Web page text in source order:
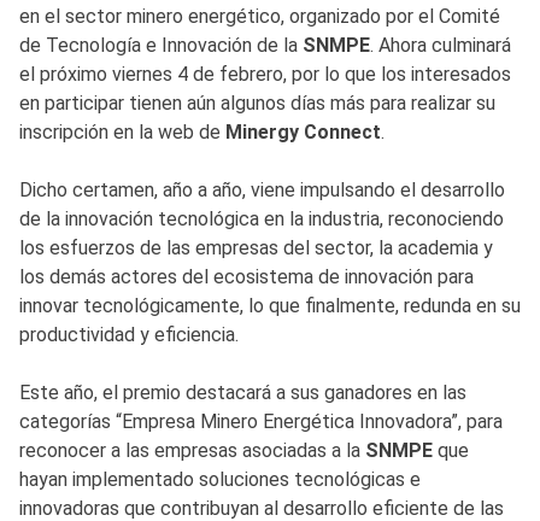
en el sector minero energético, organizado por el Comité
de Tecnología e Innovación de la SNMPE. Ahora culminará
el próximo viernes 4 de febrero, por lo que los interesados
en participar tienen aún algunos días más para realizar su
inscripción en la web de Minergy Connect.
Dicho certamen, año a año, viene impulsando el desarrollo
de la innovación tecnológica en la industria, reconociendo
los esfuerzos de las empresas del sector, la academia y
los demás actores del ecosistema de innovación para
innovar tecnológicamente, lo que finalmente, redunda en su
productividad y eficiencia.
Este año, el premio destacará a sus ganadores en las
categorías “Empresa Minero Energética Innovadora”, para
reconocer a las empresas asociadas a la SNMPE que
hayan implementado soluciones tecnológicas e
innovadoras que contribuyan al desarrollo eficiente de las